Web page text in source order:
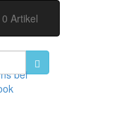
0 Artikel